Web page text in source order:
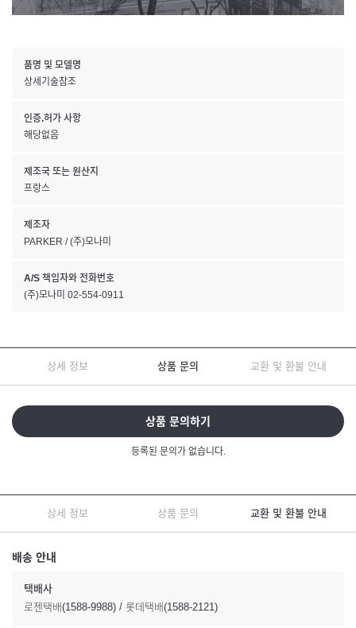
품명 및 모델명
상세기술참조
인증.허가 사항
해당없음
제조국 또는 원산지
프랑스
제조자
PARKER / (주)모나미
A/S 책임자와 전화번호
(주)모나미 02-554-0911
상세 정보 상품 문의 교환 및 환불 안내
상품 문의하기
등록된 문의가 없습니다.
상세 정보 상품 문의 교환 및 환불 안내
배송 안내
택배사
로젠택배(1588-9988) / 롯데택배(1588-2121)